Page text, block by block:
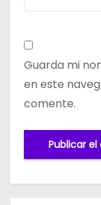
Guarda mi
en este
comente.